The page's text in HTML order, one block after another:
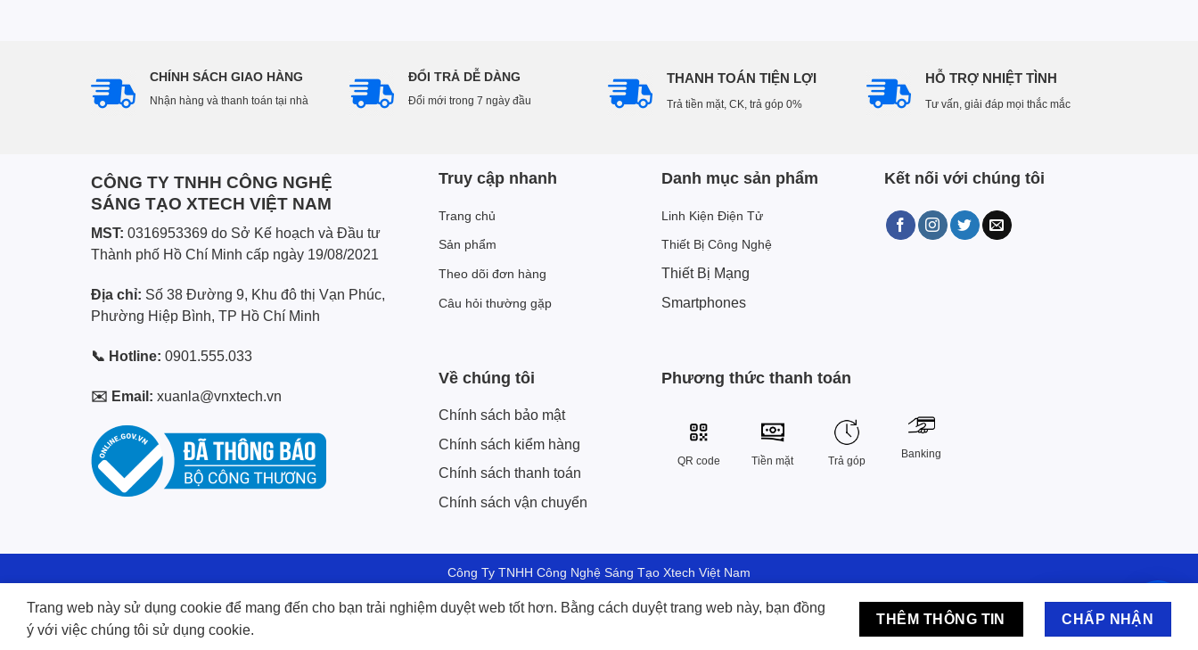
CHÍNH SÁCH GIAO HÀNG
Nhận hàng và thanh toán tại nhà
ĐỔI TRẢ DỄ DÀNG
Đổi mới trong 7 ngày đầu
THANH TOÁN TIỆN LỢI
Trả tiền mặt, CK, trả góp 0%
HỖ TRỢ NHIỆT TÌNH
Tư vấn, giải đáp mọi thắc mắc
CÔNG TY TNHH CÔNG NGHỆ
SÁNG TẠO XTECH VIỆT NAM
MST: 0316953369 do Sở Kế hoạch và Đầu tư
Thành phố Hồ Chí Minh cấp ngày 19/08/2021
Địa chỉ: Số 38 Đường 9, Khu đô thị Vạn Phúc,
Phường Hiệp Bình, TP Hồ Chí Minh
📞 Hotline: 0901.555.033
✉️ Email: xuanla@vnxtech.vn
Truy cập nhanh
Trang chủ
Sản phẩm
Theo dõi đơn hàng
Câu hỏi thường gặp
Danh mục sản phẩm
Linh Kiện Điện Tử
Thiết Bị Công Nghệ
Thiết Bị Mạng
Smartphones
Kết nối với chúng tôi
Về chúng tôi
Chính sách bảo mật
Chính sách kiểm hàng
Chính sách thanh toán
Chính sách vận chuyển
Phương thức thanh toán
QR code Tiền mặt Trả góp
Banking
Chat hỗ trợ
Công Ty TNHH Công Nghệ Sáng Tạo Xtech Việt Nam
2023 © Bản quyền Sở hữu thuộc Xtech Việt Nam
Trang web này sử dụng cookie để mang đến cho bạn trải nghiệm duyệt web tốt hơn. Bằng cách duyệt trang web này, bạn đồng
ý với việc chúng tôi sử dụng cookie.
THÊM THÔNG TIN CHẤP NHẬN